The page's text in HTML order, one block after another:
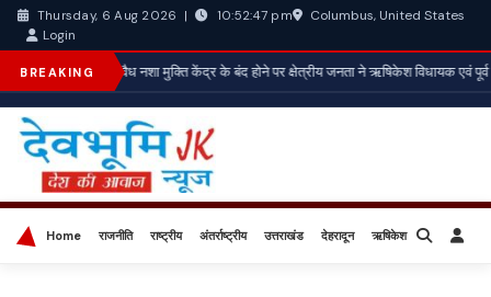
Thursday, 6 Aug 2026 | 10:52:49 pm
Columbus, United States
Login
BREAKING *अवैध नशा मुक्ति केंद्र के बंद होने पर क्षेत्रीय जनता ने ऋषिकेश विधायक एवं
Home राजनीति राष्ट्रीय अंतर्राष्ट्रीय उत्तराखंड देहरादून ऋषिकेश बिज़नेस